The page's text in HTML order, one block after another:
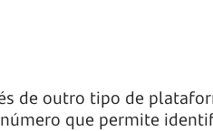
de outro tipo de
que permite